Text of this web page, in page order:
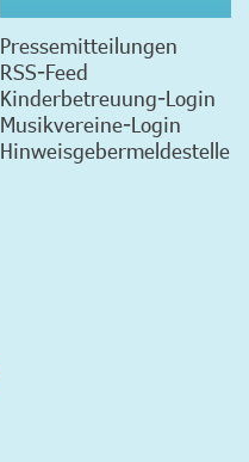
Pressemitteilungen
RSS-Feed
Kinderbetreuung-Login
Musikvereine-Login
Hinweisgebermeldestelle